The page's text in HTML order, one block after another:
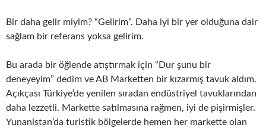
Bir daha gelir miyim? “Gelirim”. Daha iyi bir yer olduğuna dair
sağlam bir referans yoksa gelirim.
Bu arada bir öğlende atıştırmak için “Dur şunu bir
deneyeyim” dedim ve AB Marketten bir kızarmış tavuk aldım.
Açıkçası Türkiye’de yenilen sıradan endüstriyel tavuklarından
daha lezzetli. Markette satılmasına rağmen, iyi de pişirmişler.
Yunanistan’da turistik bölgelerde hemen her markette olan